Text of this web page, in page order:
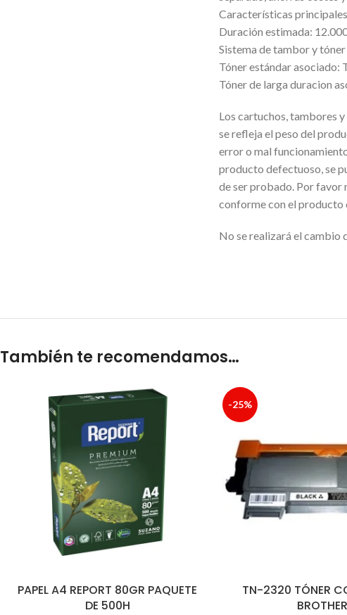
Características principales
Duración estimada:
Sistema de tambor y
Tóner estándar asociado:
Tóner de larga duracion
Los cartuchos, tambores
se refleja el peso del
error o mal
producto defectuoso, se
de ser probado. Por favor
conforme con el producto
No se realizará el cambio
También te recomendamos…
PAPEL A4 REPORT 80GR PAQUETE
DE 500H
-25%
TN-2320 TÓNER
BROTHER